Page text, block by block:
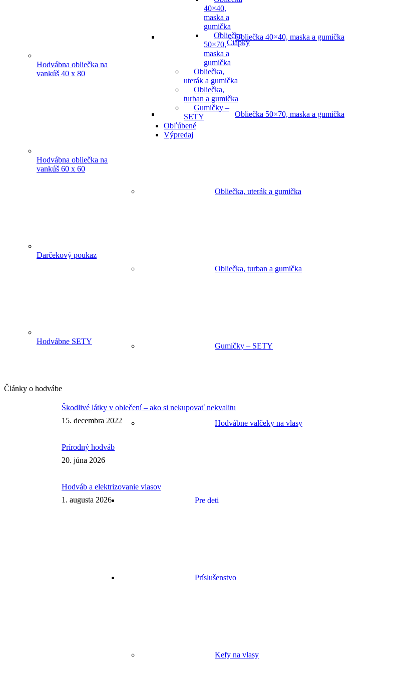
Obliečka 40×40, maska a gumička
Obliečka 50×70, maska a gumička
Obliečka, uterák a gumička
Obliečka, turban a gumička
Gumičky – SETY
Hodvábne valčeky na vlasy
Pre deti
Príslušenstvo
Kefy na vlasy
40×40,
maska a
gumička
Obliečka
50×70,
maska a
gumička
Obliečka,
uterák a gumička
Obliečka,
turban a gumička
Gumičky –
SETY
Obľúbené
Výpredaj
Hodvábna obliečka na
vankúš 40 x 80
Hodvábna obliečka na
vankúš 60 x 60
Darčekový poukaz
Hodvábne SETY
Čiapky
Články o hodvábe
Škodlivé látky v oblečení – ako si nekupovať nekvalitu
15. decembra 2022
Prírodný hodváb
20. júna 2026
Hodváb a elektrizovanie vlasov
1. augusta 2026